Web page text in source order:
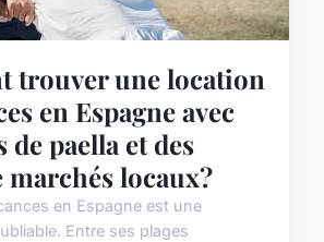
trouver une location
en Espagne avec
de paella et des
marchés locaux?
en Espagne est une
Entre ses plages